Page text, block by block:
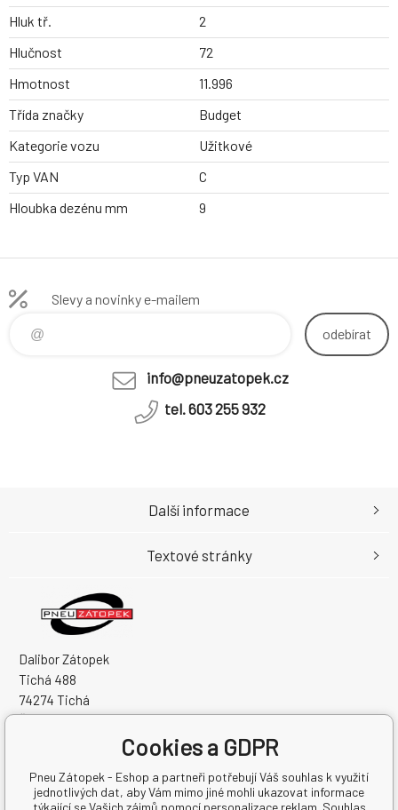
Hluk tř.
2
Hlučnost
72
Hmotnost
11.996
Třída značky
Budget
Kategorie vozu
Užitkové
Typ VAN
C
Hloubka dezénu mm
9
Slevy a novinky e-mailem
odebírat
info@pneuzatopek.cz
tel. 603 255 932
Dalibor Zátopek
Tichá 488
74274 Tichá
Česká Republika
DIČ: CZ7504094994
Další informace
Textové stránky
Cookies a GDPR
Pneu Zátopek - Eshop a partneři potřebují Váš souhlas k využití
jednotlivých dat, aby Vám mimo jiné mohli ukazovat informace
týkající se Vašich zájmů pomocí personalizace reklam. Souhlas